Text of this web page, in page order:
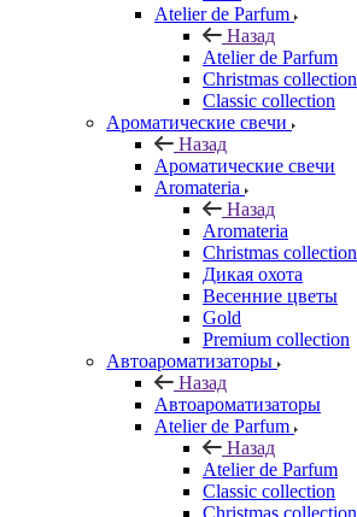
Atelier de Parfum
Назад
Atelier de Parfum
Christmas collection
Classic collection
Ароматические свечи
Назад
Ароматические свечи
Aromateria
Назад
Aromateria
Сhristmas collection
Дикая охота
Весенние цветы
Gold
Premium collection
Автоароматизаторы
Назад
Автоароматизаторы
Atelier de Parfum
Назад
Atelier de Parfum
Classic collection
Christmas collection